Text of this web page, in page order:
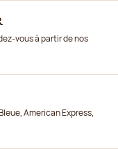
vous à partir de nos
American Express,